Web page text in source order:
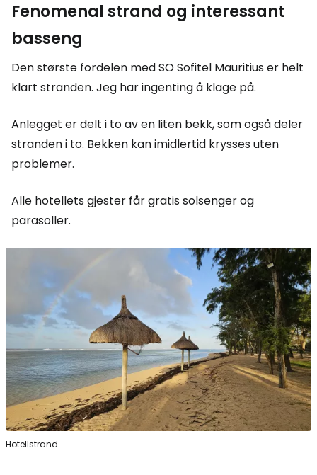
Fenomenal strand og interessant
basseng
Den største fordelen med SO Sofitel Mauritius er helt
klart stranden. Jeg har ingenting å klage på.
Anlegget er delt i to av en liten bekk, som også deler
stranden i to. Bekken kan imidlertid krysses uten
problemer.
Alle hotellets gjester får gratis solsenger og
parasoller.
Hotellstrand